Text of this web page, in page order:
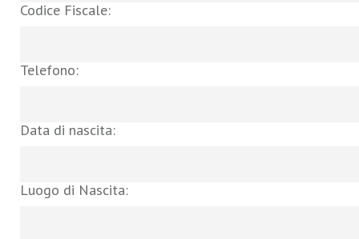
Codice Fiscale:
Telefono:
Data di nascita:
Luogo di Nascita: